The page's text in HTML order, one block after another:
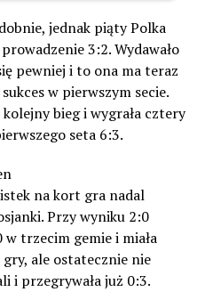
jednak piąty Polka
3:2. Wydawało
pewniej i to ona ma teraz
w pierwszym secie.
bieg i wygrała cztery
seta 6:3.
na kort gra nadal
Przy wyniku 2:0
w trzecim gemie i miała
ale ostatecznie nie
i przegrywała już 0:3.